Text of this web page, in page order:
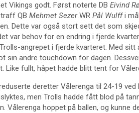
Vikings godt. Først noterte DB Eivind
QB Mehmet SezerWR Pål Wulffi
Dette var også stort sett det som
var behov for en endring i fjerde
angrepet i fjerde kvarteret. Med
sin andre touchdown for dagen.
Like fullt, håpet hadde blitt tent for
deretter Vålerenga til 24-19 ved
men Trolls hadde fått blod på
Vålerenga hoppet på ballen, og kunne